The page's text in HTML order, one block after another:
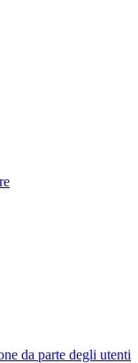
da parte degli utenti